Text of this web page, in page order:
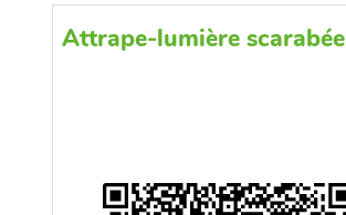
Attrape-lumière scarabée